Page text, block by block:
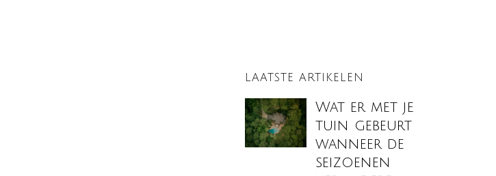
LAATSTE ARTIKELEN
Wat er met je
tuin gebeurt
wanneer de
seizoenen